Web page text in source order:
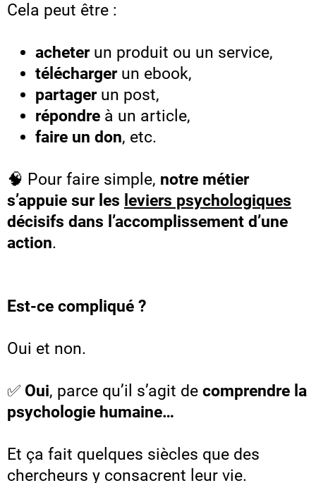
Cela peut être :
acheterun produit ou un service,
téléchargerun ebook,
partagerun post,
répondre à un article,
faire un don, etc.
🧠 Pour faire simple, notre métier
s’appuie sur les leviers psychologiques
décisifs dans l’accomplissement d’une
action.
Est-ce compliqué ?
Oui et non.
✅ Oui, parce qu’il s’agit de comprendre la
psychologie humaine…
Et ça fait quelques siècles que des
chercheurs y consacrent leur vie.